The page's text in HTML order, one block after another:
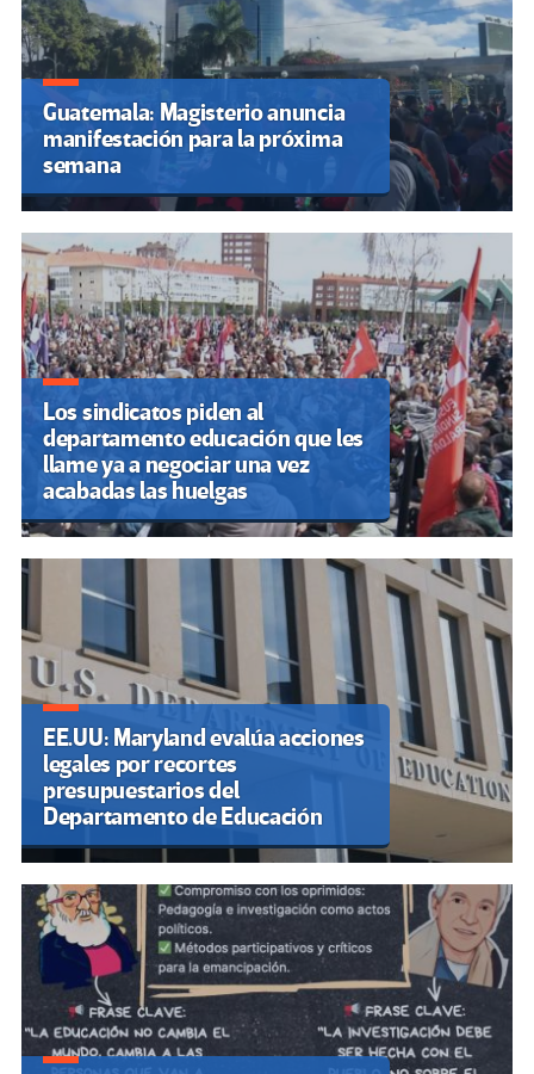
Guatemala: Magisterio anuncia
manifestación para la próxima
semana
Los sindicatos piden al
departamento educación que les
llame ya a negociar una vez
acabadas las huelgas
EE.UU: Maryland evalúa acciones
legales por recortes
presupuestarios del
Departamento de Educación